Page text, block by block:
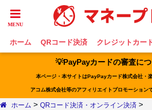
ホーム QRコード決済 クレジットカー
💡PayPayカードの審査に
本ページ・本サイトはPayPayカード株式会社・
アコム株式会社等のアフィリエイトプロモーション
ホーム > QRコード決済・オンライン決済 >